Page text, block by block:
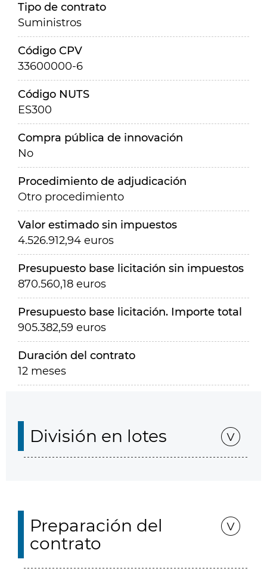
Tipo de contrato
Suministros
Código CPV
33600000-6
Código NUTS
ES300
Compra pública de innovación
No
Procedimiento de adjudicación
Otro procedimiento
Valor estimado sin impuestos
4.526.912,94 euros
Presupuesto base licitación sin impuestos
870.560,18 euros
Presupuesto base licitación. Importe total
905.382,59 euros
Duración del contrato
12 meses
División en lotes
Preparación del
contrato